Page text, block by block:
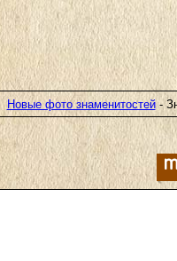
Новые фото знаменитостей-